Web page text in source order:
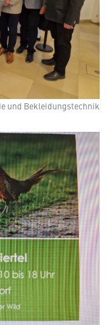
und Bekleidungstechnik